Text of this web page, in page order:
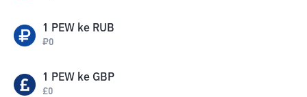
1 PEW ke RUB
₽0
1 PEW ke GBP
£0